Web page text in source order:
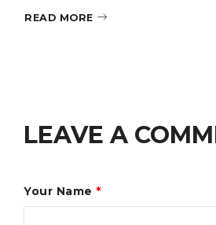
READ MORE
LEAVE A
Your Name *